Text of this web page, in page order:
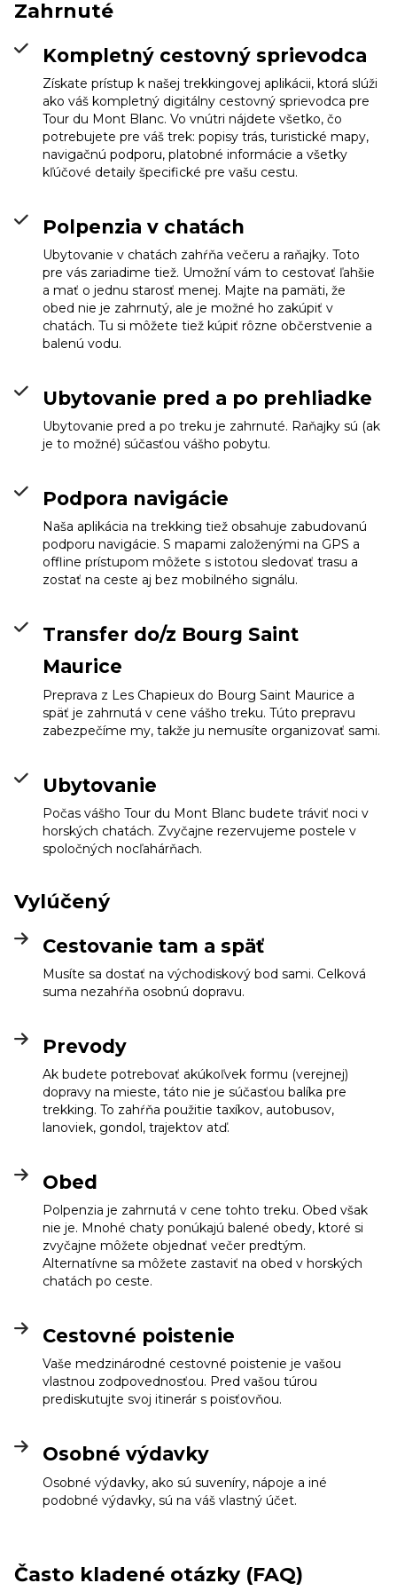
Hotel Base Camp
Lodge (Bourg Saint
Maurice) Info
Zahrnuté
Kompletný cestovný sprievodca
Získate prístup k našej trekkingovej aplikácii, ktorá slúži
ako váš kompletný digitálny cestovný sprievodca pre
Tour du Mont Blanc. Vo vnútri nájdete všetko, čo
potrebujete pre váš trek: popisy trás, turistické mapy,
navigačnú podporu, platobné informácie a všetky
kľúčové detaily špecifické pre vašu cestu.
Polpenzia v chatách
Ubytovanie v chatách zahŕňa večeru a raňajky. Toto
pre vás zariadime tiež. Umožní vám to cestovať ľahšie
a mať o jednu starosť menej. Majte na pamäti, že
obed nie je zahrnutý, ale je možné ho zakúpiť v
chatách. Tu si môžete tiež kúpiť rôzne občerstvenie a
balenú vodu.
Ubytovanie pred a po prehliadke
Ubytovanie pred a po treku je zahrnuté. Raňajky sú (ak
je to možné) súčasťou vášho pobytu.
Podpora navigácie
Naša aplikácia na trekking tiež obsahuje zabudovanú
podporu navigácie. S mapami založenými na GPS a
offline prístupom môžete s istotou sledovať trasu a
zostať na ceste aj bez mobilného signálu.
Transfer do/z Bourg Saint
Maurice
Preprava z Les Chapieux do Bourg Saint Maurice a
späť je zahrnutá v cene vášho treku. Túto prepravu
zabezpečíme my, takže ju nemusíte organizovať sami.
Ubytovanie
Počas vášho Tour du Mont Blanc budete tráviť noci v
horských chatách. Zvyčajne rezervujeme postele v
spoločných nocľahárňach.
Vylúčený
Cestovanie tam a späť
Musíte sa dostať na východiskový bod sami. Celková
suma nezahŕňa osobnú dopravu.
Prevody
Ak budete potrebovať akúkoľvek formu (verejnej)
dopravy na mieste, táto nie je súčasťou balíka pre
trekking. To zahŕňa použitie taxíkov, autobusov,
lanoviek, gondol, trajektov atď.
Obed
Polpenzia je zahrnutá v cene tohto treku. Obed však
nie je. Mnohé chaty ponúkajú balené obedy, ktoré si
zvyčajne môžete objednať večer predtým.
Alternatívne sa môžete zastaviť na obed v horských
chatách po ceste.
Cestovné poistenie
Vaše medzinárodné cestovné poistenie je vašou
vlastnou zodpovednosťou. Pred vašou túrou
prediskutujte svoj itinerár s poisťovňou.
Osobné výdavky
Osobné výdavky, ako sú suveníry, nápoje a iné
podobné výdavky, sú na váš vlastný účet.
Často kladené otázky (FAQ)